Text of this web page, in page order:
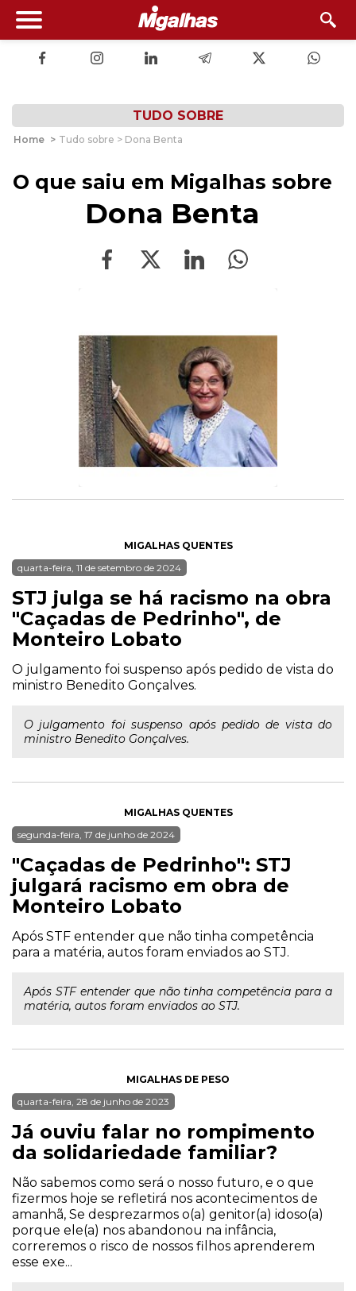
TUDO SOBRE
Home > Tudo sobre > Dona Benta
O que saiu em Migalhas sobre
Dona Benta
MIGALHAS QUENTES
quarta-feira, 11 de setembro de 2024
STJ julga se há racismo na obra
"Caçadas de Pedrinho", de
Monteiro Lobato
O julgamento foi suspenso após pedido de vista do
ministro Benedito Gonçalves.
O julgamento foi suspenso após pedido de vista do
ministro Benedito Gonçalves.
MIGALHAS QUENTES
segunda-feira, 17 de junho de 2024
"Caçadas de Pedrinho": STJ
julgará racismo em obra de
Monteiro Lobato
Após STF entender que não tinha competência
para a matéria, autos foram enviados ao STJ.
Após STF entender que não tinha competência para a
matéria, autos foram enviados ao STJ.
MIGALHAS DE PESO
quarta-feira, 28 de junho de 2023
Já ouviu falar no rompimento
da solidariedade familiar?
Não sabemos como será o nosso futuro, e o que
fizermos hoje se refletirá nos acontecimentos de
amanhã, Se desprezarmos o(a) genitor(a) idoso(a)
porque ele(a) nos abandonou na infância,
correremos o risco de nossos filhos aprenderem
esse exe...